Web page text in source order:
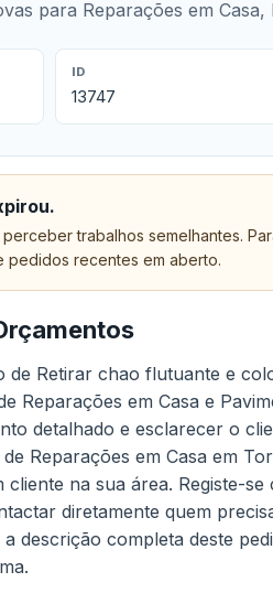
para Reparações em Casa,
ID
13747
trabalhos semelhantes.
pedidos recentes em aberto.
de Retirar chao flutuante e
Reparações em Casa e
detalhado e esclarecer o
Reparações em Casa em
na sua área. Registe-
diretamente quem
descrição completa deste